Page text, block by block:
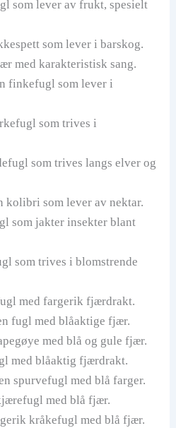
som lever av frukt, spesielt
som lever i barskog.
med karakteristisk sang.
finkefugl som lever i
som trives i
som trives langs elver og
kolibri som lever av nektar.
som jakter insekter blant
som trives i blomstrende
med fargerik fjærdrakt.
fugl med blåaktige fjær.
med blå og gule fjær.
med blåaktig fjærdrakt.
spurvefugl med blå farger.
med blå fjær.
kråkefugl med blå fjær.